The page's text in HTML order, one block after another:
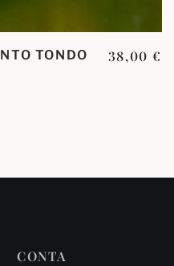
TONDO 38,00€
CONTA